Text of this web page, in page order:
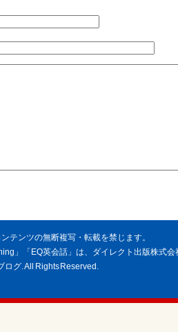
テンツの無断複写・転載を禁じます。
」「EQ英会話」は、ダイレクト出版株式
グ. All Rights Reserved.